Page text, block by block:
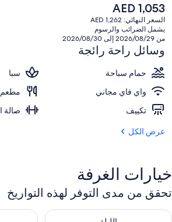
السعر
الحالي
هو
AED
1,053
AED 1,053
السعر النهائي: AED 1,262
يشمل الضرائب والرسوم
من 2026/08/29 إلى 2026/08/30
وسائل راحة رائجة
حمام سباحة
سبا
واي فاي مجاني
مطعم
تكييف
صالة
عرض الكل
خيارات الغرفة
تحقق من مدى التوفر لهذه التواريخ
تحقق من مدى التوفر لليلة للفترة أغسطس 7 - أغسطس 8
تحقق من